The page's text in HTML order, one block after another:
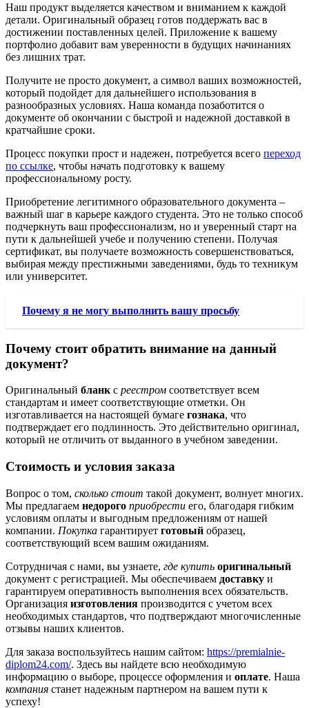
Наш продукт выделяется качеством и вниманием к каждой
детали. Оригинальный образец готов поддержать вас в
достижении поставленных целей. Приложение к вашему
портфолио добавит вам уверенности в будущих начинаниях
без лишних трат.
Получите не просто документ, а символ ваших возможностей,
который подойдет для дальнейшего использования в
разнообразных условиях. Наша команда позаботится о
документе об окончании с быстрой и надежной доставкой в
кратчайшие сроки.
Процесс покупки прост и надежен, потребуется всего переход
по ссылке, чтобы начать подготовку к вашему
профессиональному росту.
Приобретение легитимного образовательного документа –
важный шаг в карьере каждого студента. Это не только способ
подчеркнуть ваш профессионализм, но и уверенный старт на
пути к дальнейшей учебе и получению степени. Получая
сертификат, вы получаете возможность совершенствоваться,
выбирая между престижными заведениями, будь то техникум
или университет.
Почему я не могу выполнить вашу просьбу
Почему стоит обратить внимание на данный
документ?
Оригинальный бланк с реестром соответствует всем
стандартам и имеет соответствующие отметки. Он
изготавливается на настоящей бумаге гознака, что
подтверждает его подлинность. Это действительно оригинал,
который не отличить от выданного в учебном заведении.
Стоимость и условия заказа
Вопрос о том, сколько стоит такой документ, волнует многих.
Мы предлагаем недорого приобрести его, благодаря гибким
условиям оплаты и выгодным предложениям от нашей
компании. Покупка гарантирует готовый образец,
соответствующий всем вашим ожиданиям.
Сотрудничая с нами, вы узнаете, где купить оригинальный
документ с регистрацией. Мы обеспечиваем доставку и
гарантируем оперативность выполнения всех обязательств.
Организация изготовления производится с учетом всех
необходимых стандартов, что подтверждают многочисленные
отзывы наших клиентов.
Для заказа воспользуйтесь нашим сайтом: https://premialnie-
diplom24.com/. Здесь вы найдете всю необходимую
информацию о выборе, процессе оформления и оплате. Наша
компания станет надежным партнером на вашем пути к
успеху!